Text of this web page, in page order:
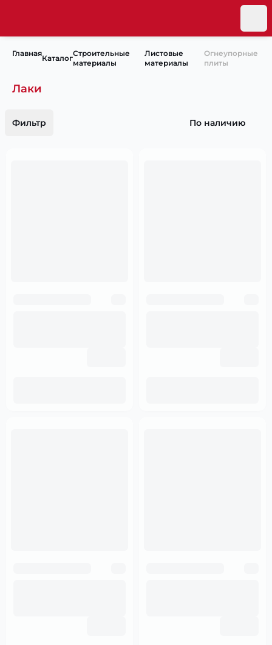
Главная
Каталог
Строительные
материалы
Листовые
материалы
Огнеупорные
плиты
Лаки
Фильтр По наличию